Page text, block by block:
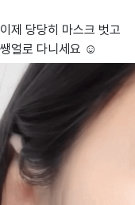
이제 당당히 마스크 벗고
쌩얼로 다니세요 ☺️